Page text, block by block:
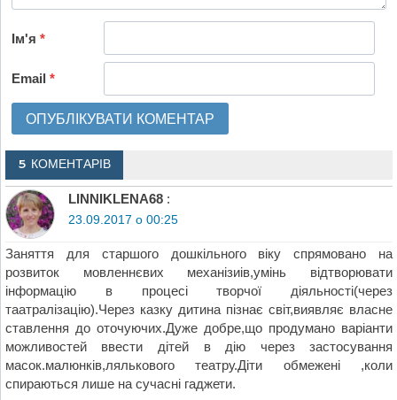
Ім'я*
Email*
5 КОМЕНТАРІВ
LINNIKLENA68 :
23.09.2017 о 00:25
Заняття для старшого дошкільного віку спрямовано на
розвиток мовленнєвих механізиів,умінь відтворювати
інформацію в процесі творчої діяльності(через
таатралізацію).Через казку дитина пізнає світ,виявляє власне
ставлення до оточуючих.Дуже добре,що продумано варіанти
можливостей ввести дітей в дію через застосування
масок.малюнків,лялькового театру.Діти обмежені ,коли
спираються лише на сучасні гаджети.